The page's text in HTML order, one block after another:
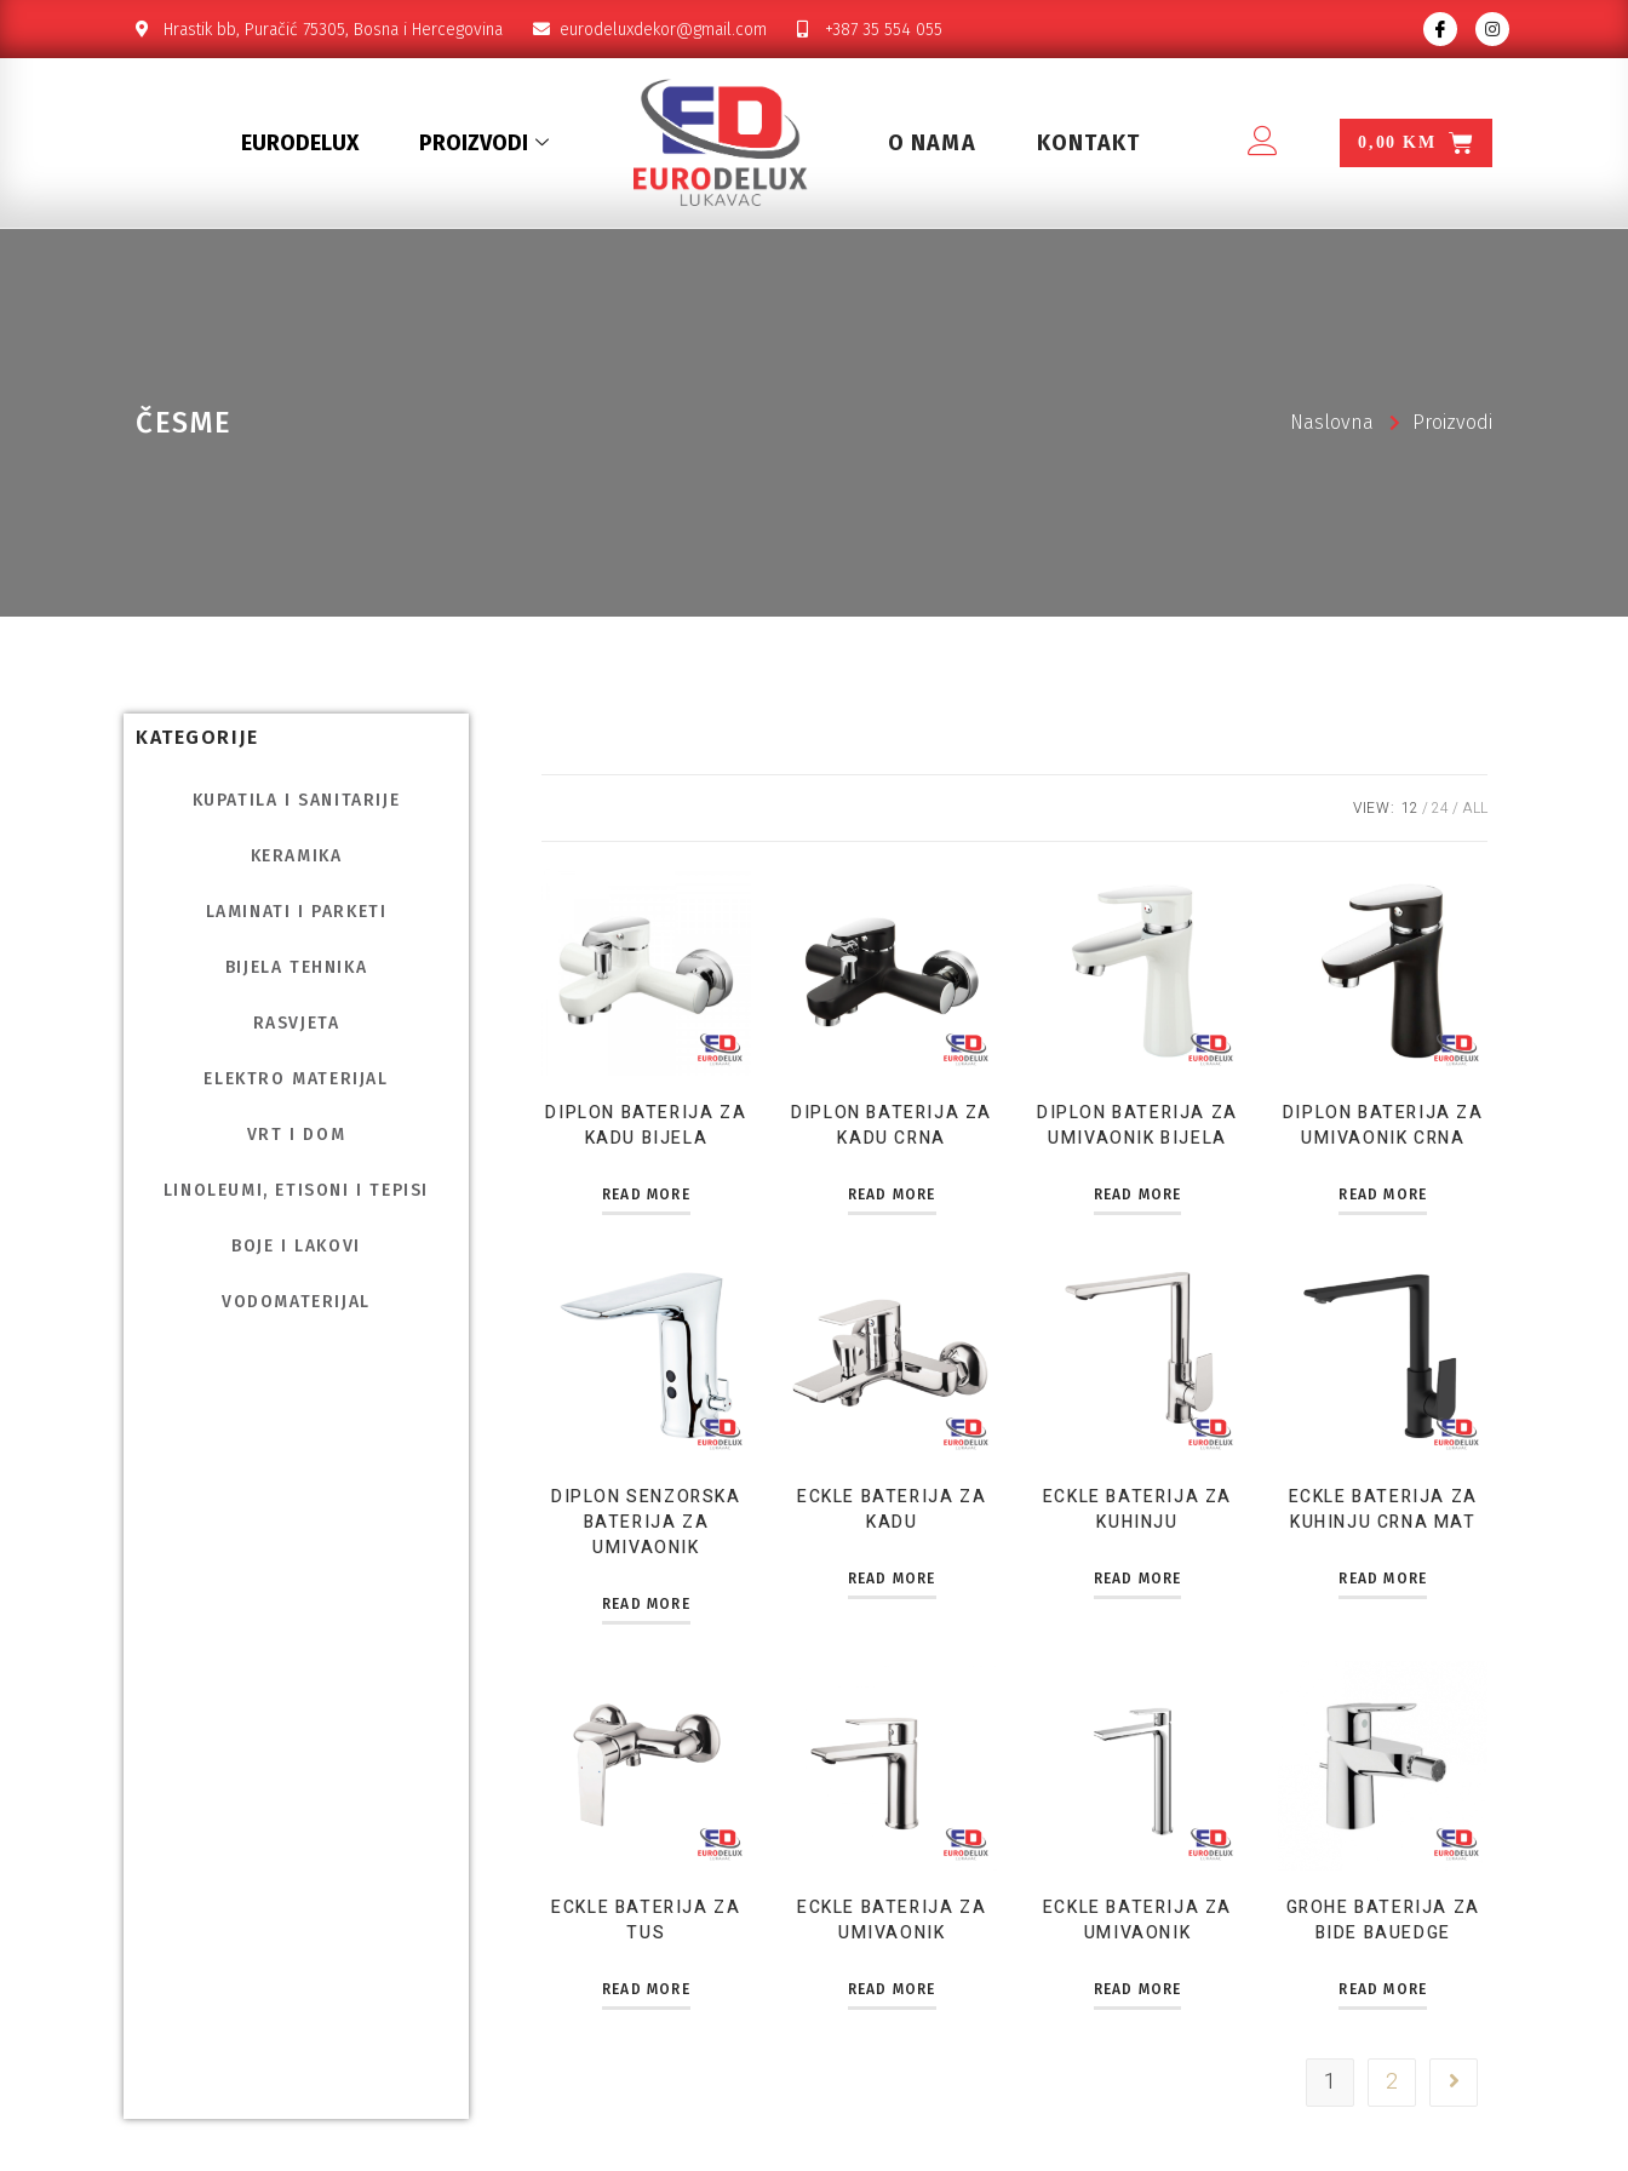
Hrastik bb, Puračić 75305, Bosna i Hercegovina eurodeluxdekor@gmail.com +387 35 554 055
EURODELUX PROIZVODI O NAMA KONTAKT 0,00KM
ČESME Naslovna Proizvodi
KATEGORIJE
KUPATILA I SANITARIJE
KERAMIKA
LAMINATI I PARKETI
BIJELA TEHNIKA
RASVJETA
ELEKTRO MATERIJAL
VRT I DOM
LINOLEUMI, ETISONI I TEPISI
BOJE I LAKOVI
VODOMATERIJAL
VIEW: 12 24 ALL
DIPLON BATERIJA ZA
KADU BIJELA
READ MORE
DIPLON BATERIJA ZA
KADU CRNA
READ MORE
DIPLON BATERIJA ZA
UMIVAONIK BIJELA
READ MORE
DIPLON BATERIJA ZA
UMIVAONIK CRNA
READ MORE
DIPLON SENZORSKA
BATERIJA ZA
UMIVAONIK
READ MORE
ECKLE BATERIJA ZA
KADU
READ MORE
ECKLE BATERIJA ZA
KUHINJU
READ MORE
ECKLE BATERIJA ZA
KUHINJU CRNA MAT
READ MORE
ECKLE BATERIJA ZA
TUS
READ MORE
ECKLE BATERIJA ZA
UMIVAONIK
READ MORE
ECKLE BATERIJA ZA
UMIVAONIK
READ MORE
GROHE BATERIJA ZA
BIDE BAUEDGE
READ MORE
1 2